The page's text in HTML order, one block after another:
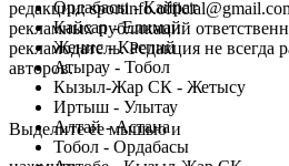
Ордабасы - Кайрат
Кайсар - Елимай
Женис - Каспий
Атырау - Тобол
Кызыл-Жар СК - Жетысу
Иртыш - Улытау
Алтай - Астана
Тобол - Ордабасы
редакции:
рекламных публикаций
рекламодатель. Редакция не всегда
авторов.
Заметили ошибку в тексте?
Выделите ее мышью и